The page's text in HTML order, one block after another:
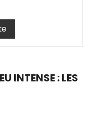
INTENSE : LES